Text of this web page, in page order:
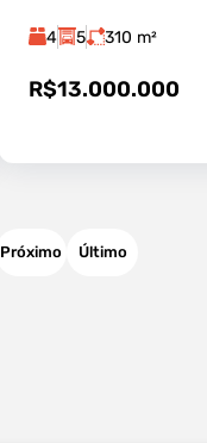
4 5 310 m²
R$13.000.000
Próximo Último